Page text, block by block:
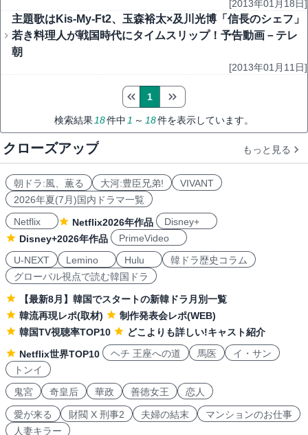
[2013年01月18日]
主題歌はKis-My-Ft2、玉森裕太×及川光博「信長のシェフ」
若き料理人が戦国時代にタイムスリップ！予告動画－テレ
朝
[2013年01月11日]
検索結果 18件中 1 ～ 18件を表示しています。
1
クローズアップ もっと見る
朝ドラ:風、薫る 大河:豊臣兄弟!
VIVANT
2026年夏(7月)国内ドラマ一覧
Netflix
Netflix2026年作品
Disney+
Disney+2026年作品
PrimeVideo
U-NEXT
Lemino Hulu
韓ドラ歴史コラム
グローバル視点で読む韓国ドラ
【最新8月】韓国でスタートの新韓ドラ月別一覧
韓流再現レポ(取材)
制作発表会レポ(WEB)
韓国TV視聴率TOP10
どこよりも詳しい!キャスト紹介
Netflix世界TOP10
ヘチ 王座への道 馬医
イ・サン
トンイ
鬼宮
奇皇后 華政 善徳女王 恋人
愛が来る 財閥 X 刑事2 夫婦の結末
マンションのお仕事
人妻キラー